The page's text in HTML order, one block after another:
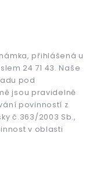
přihlášená u
24 71 43. Naše
pod
jsou pravidelně
povinností z
č.363/2003 Sb.,
v oblasti